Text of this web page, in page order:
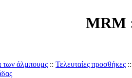
MRM
των άλμπουμς :: Τελευταίες προσθήκες